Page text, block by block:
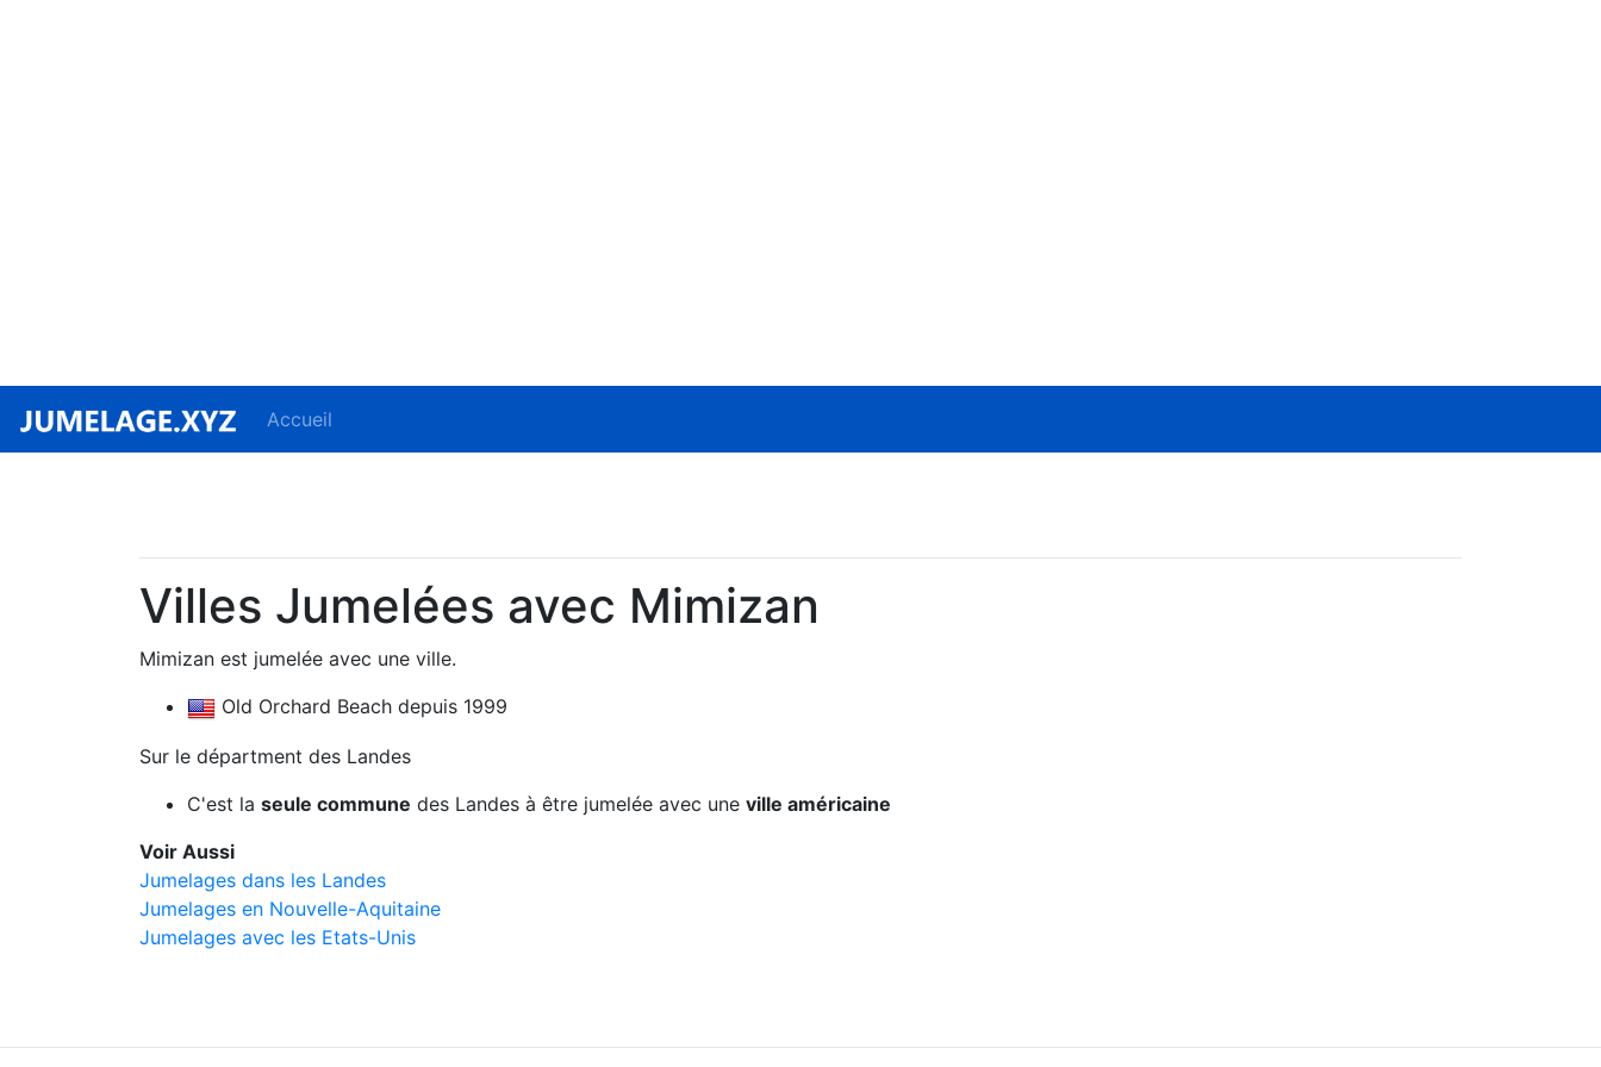
Accueil
Villes Jumelées avec Mimizan
Mimizan est jumelée avec une ville.
Old Orchard Beach depuis 1999
Sur le départment des Landes
C'est la seule commune des Landes à être jumelée avec une ville américaine
Voir Aussi
Jumelages dans les Landes
Jumelages en Nouvelle-Aquitaine
Jumelages avec les Etats-Unis